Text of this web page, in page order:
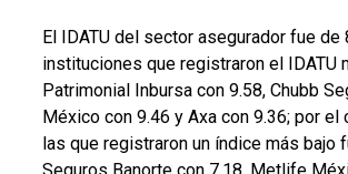
El IDATU del sector asegurador fue de
instituciones que registraron el IDATU
Patrimonial Inbursa con 9.58, Chubb
México con 9.46 y Axa con 9.36; por el
las que registraron un índice más bajo
Seguros Banorte con 7.18, Metlife